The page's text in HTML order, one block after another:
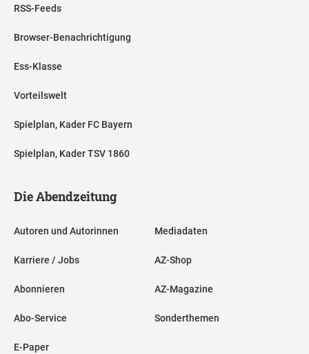
RSS-Feeds
Browser-Benachrichtigung
Ess-Klasse
Vorteilswelt
Spielplan, Kader FC Bayern
Spielplan, Kader TSV 1860
Die Abendzeitung
Autoren und Autorinnen
Karriere / Jobs
Abonnieren
Abo-Service
E-Paper
Mediadaten
AZ-Shop
AZ-Magazine
Sonderthemen